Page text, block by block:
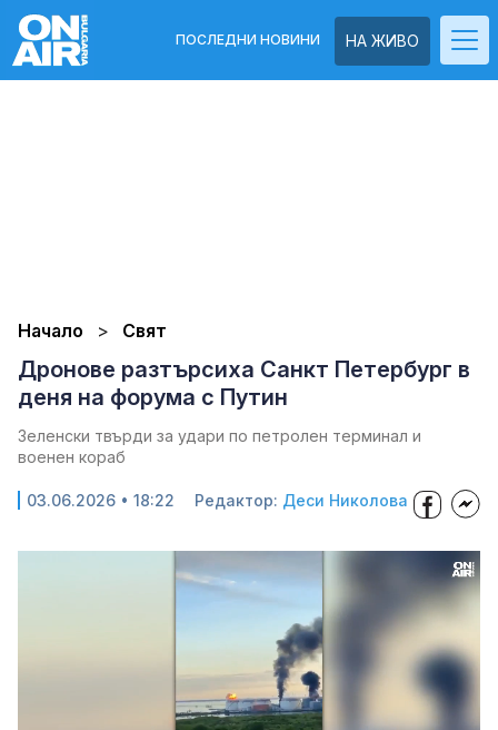
НА ЖИВО
ПОСЛЕДНИ НОВИНИ
Начало Свят
Дронове разтърсиха Санкт Петербург в
деня на форума с Путин
Зеленски твърди за удари по петролен терминал и
военен кораб
03.06.2026 • 18:22 Редактор: Деси Николова